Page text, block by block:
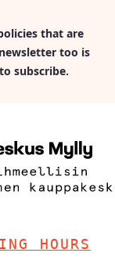
that are
too is
subscribe.
HOURS